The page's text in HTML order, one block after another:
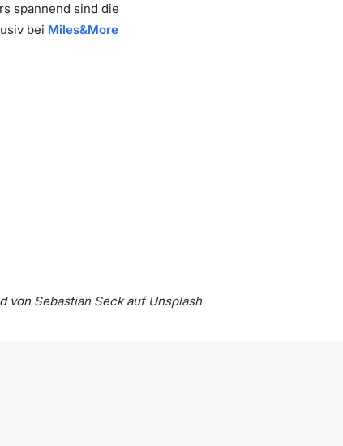
spannend sind die
bei Miles&More
von Sebastian Seckauf Unsplash